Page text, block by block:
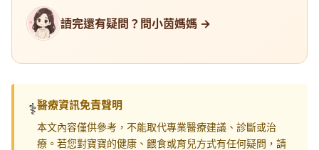
讀完還有疑問？問小茵媽媽 →
⚕️醫療資訊免責聲明
本文內容僅供參考，不能取代專業醫療建議、診斷或治
療。若您對寶寶的健康、餵食或育兒方式有任何疑問，請